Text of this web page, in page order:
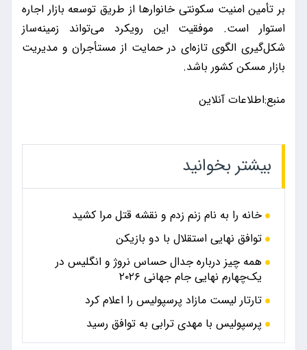
بر تأمین امنیت سکونتی خانوارها از طریق توسعه بازار اجاره
استوار است. موفقیت این رویکرد می‌تواند زمینه‌ساز
شکل‌گیری الگوی تازه‌ای در حمایت از مستأجران و مدیریت
بازار مسکن کشور باشد.
منبع:اطلاعات آنلاین
بیشتر بخوانید
خانه را به نام زنم زدم و نقشه قتل مرا کشید
توافق نهایی استقلال با دو بازیکن
همه چیز درباره جدال حساس نروژ و انگلیس در
یک‌چهارم نهایی جام جهانی ۲۰۲۶
تارتار لیست مازاد پرسپولیس را اعلام کرد
پرسپولیس با مهدی ترابی به توافق رسید